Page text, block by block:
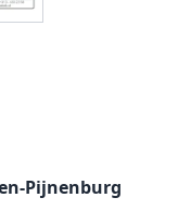
Pijnenburg